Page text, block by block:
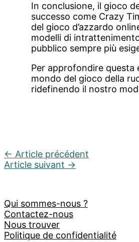
In conclusione, il gioco
successo come Crazy
del gioco d’azzardo
modelli di
pubblico sempre più
Per approfondire questa
mondo del gioco della
ridefinendo il nostro
← Article précédent
Article suivant →
Qui sommes-nous ?
Contactez-nous
Nous trouver
Politique de confidentialité